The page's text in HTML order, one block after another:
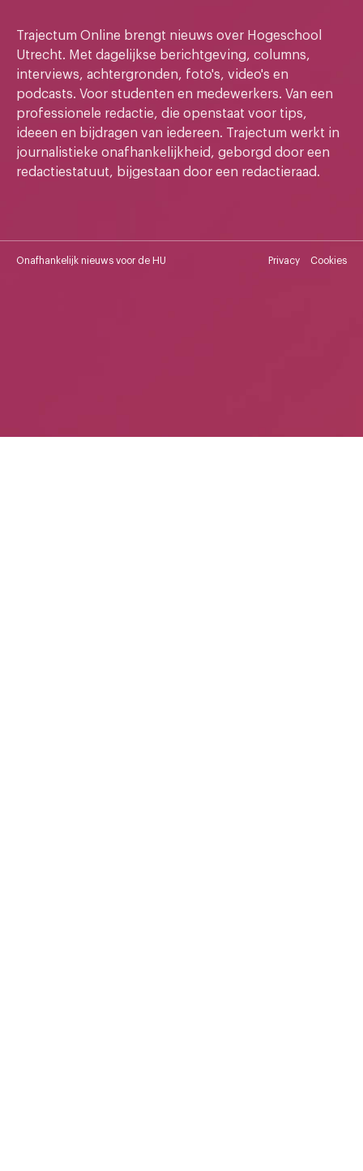
Trajectum Online brengt nieuws over Hogeschool
Utrecht. Met dagelijkse berichtgeving, columns,
interviews, achtergronden, foto's, video's en
podcasts. Voor studenten en medewerkers. Van een
professionele redactie, die openstaat voor tips,
ideeen en bijdragen van iedereen. Trajectum werkt in
journalistieke onafhankelijkheid, geborgd door een
redactiestatuut, bijgestaan door een redactieraad.
Onafhankelijk nieuws voor de HU Privacy Cookies